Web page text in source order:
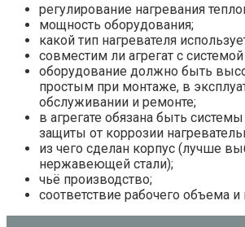
регулирование нагревания
мощность оборудования;
какой тип нагревателя
совместим ли агрегат с
оборудование должно быть
простым при монтаже, в
обслуживании и ремонте;
в агрегате обязана быть
защиты от коррозии
из чего сделан корпус (лучше
нержавеющей стали);
чьё производство;
соответствие рабочего объема